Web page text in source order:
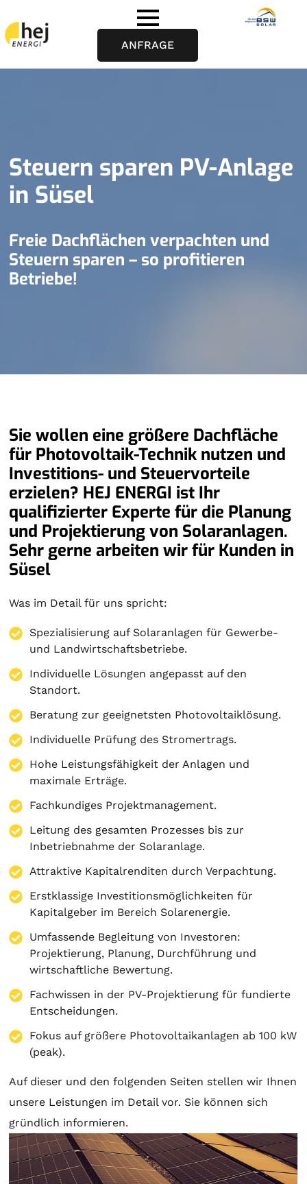
ANFRAGE
Steuern sparen PV-Anlage
in Süsel
Freie Dachflächen verpachten und
Steuern sparen – so profitieren
Betriebe!
Sie wollen eine größere Dachfläche
für Photovoltaik-Technik nutzen und
Investitions- und Steuervorteile
erzielen? HEJ ENERGI ist Ihr
qualifizierter Experte für die Planung
und Projektierung von Solaranlagen.
Sehr gerne arbeiten wir für Kunden in
Süsel
Was im Detail für uns spricht:
Spezialisierung auf Solaranlagen für Gewerbe-
und Landwirtschaftsbetriebe.
Individuelle Lösungen angepasst auf den
Standort.
Beratung zur geeignetsten Photovoltaiklösung.
Individuelle Prüfung des Stromertrags.
Hohe Leistungsfähigkeit der Anlagen und
maximale Erträge.
Fachkundiges Projektmanagement.
Leitung des gesamten Prozesses bis zur
Inbetriebnahme der Solaranlage.
Attraktive Kapitalrenditen durch Verpachtung.
Erstklassige Investitionsmöglichkeiten für
Kapitalgeber im Bereich Solarenergie.
Umfassende Begleitung von Investoren:
Projektierung, Planung, Durchführung und
wirtschaftliche Bewertung.
Fachwissen in der PV-Projektierung für fundierte
Entscheidungen.
Fokus auf größere Photovoltaikanlagen ab 100 kW
(peak).
Auf dieser und den folgenden Seiten stellen wir Ihnen
unsere Leistungen im Detail vor. Sie können sich
gründlich informieren.